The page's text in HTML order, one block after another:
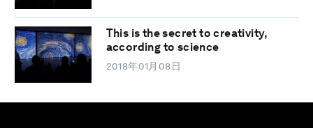
This is the secret to creativity,
according to science
2018年01月08日